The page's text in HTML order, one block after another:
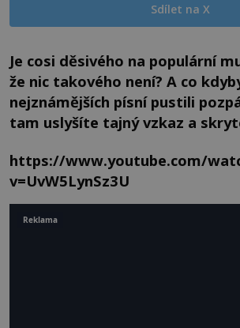
Sdílet na X
Je cosi děsivého na populární
že nic takového není? A co
nejznámějších písní pustili
tam uslyšíte tajný vzkaz a
https://www.youtube.com/
v=UvW5LynSz3U
Reklama